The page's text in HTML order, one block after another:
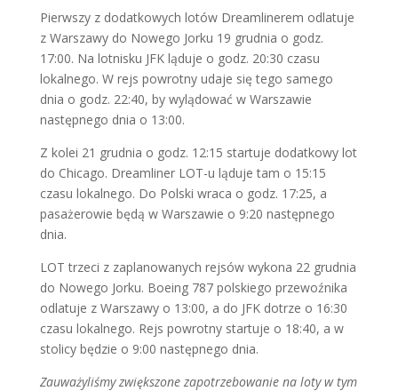
Pierwszy z dodatkowych lotów Dreamlinerem odlatuje
z Warszawy do Nowego Jorku 19 grudnia o godz.
17:00. Na lotnisku JFK ląduje o godz. 20:30 czasu
lokalnego. W rejs powrotny udaje się tego samego
dnia o godz. 22:40, by wylądować w Warszawie
następnego dnia o 13:00.
Z kolei 21 grudnia o godz. 12:15 startuje dodatkowy lot
do Chicago. Dreamliner LOT-u ląduje tam o 15:15
czasu lokalnego. Do Polski wraca o godz. 17:25, a
pasażerowie będą w Warszawie o 9:20 następnego
dnia.
LOT trzeci z zaplanowanych rejsów wykona 22 grudnia
do Nowego Jorku. Boeing 787 polskiego przewoźnika
odlatuje z Warszawy o 13:00, a do JFK dotrze o 16:30
czasu lokalnego. Rejs powrotny startuje o 18:40, a w
stolicy będzie o 9:00 następnego dnia.
Zauważyliśmy zwiększone zapotrzebowanie na loty w tym